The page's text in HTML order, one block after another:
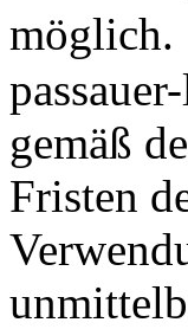
möglich.
gemäß
Fristen